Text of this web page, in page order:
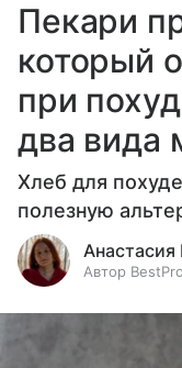
Пекари
который
при
два вида
Хлеб для
полезную
Анастасия
Автор